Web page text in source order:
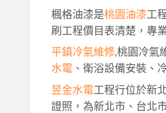
楓格油漆是桃園油漆工
刷工程價目表清楚，專
平鎮冷氣維修,桃園冷氣
水電、衛浴設備安裝、
昱金水電工程行位於新
證照，為新北市、台北